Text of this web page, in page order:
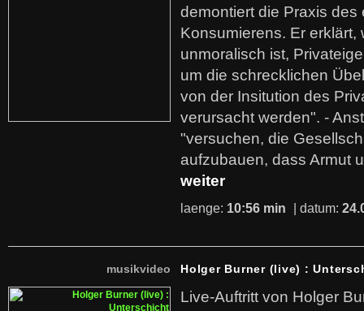
demontiert die Praxis des
Konsumierens. Er erklärt,
unmoralisch ist,
um die schrecklichen
von der Insitution des
verursacht werden". -
"versuchen, die
aufzubauen, dass Armut
weiter
laenge: 10:56 min | datum:
musikvideo Holger Burner (live) :
Live-Auftritt von Holger